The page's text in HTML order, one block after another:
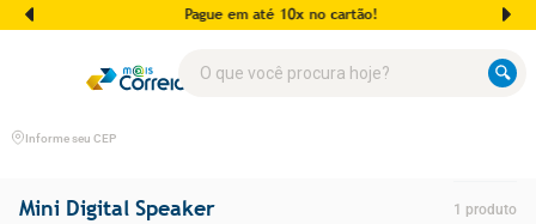
Pague em até 10x no cartão!
Informe seu CEP
Mini Digital Speaker 1 produto